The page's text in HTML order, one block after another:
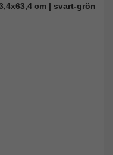
cm | svart-grön